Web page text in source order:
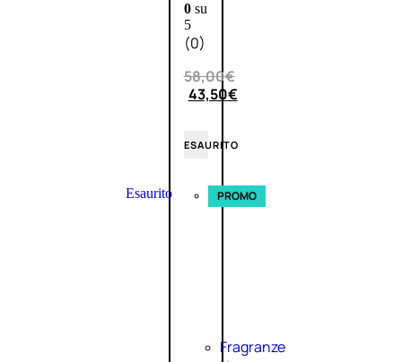
0su
5
(0)
58,00€
43,50€
ESAURITO
Esaurito PROMO
Fragranze